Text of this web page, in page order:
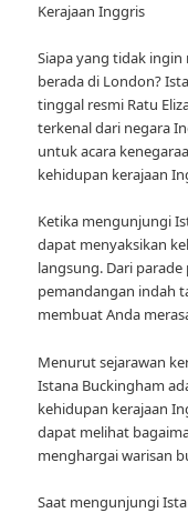
Kerajaan Inggris
Siapa yang tidak
berada di London?
tinggal resmi Ratu
terkenal dari negara
untuk acara
kehidupan kerajaan
Ketika mengunjungi
dapat menyaksikan
langsung. Dari
pemandangan indah
membuat Anda
Menurut sejarawan
Istana Buckingham
kehidupan kerajaan
dapat melihat
menghargai warisan
Saat mengunjungi